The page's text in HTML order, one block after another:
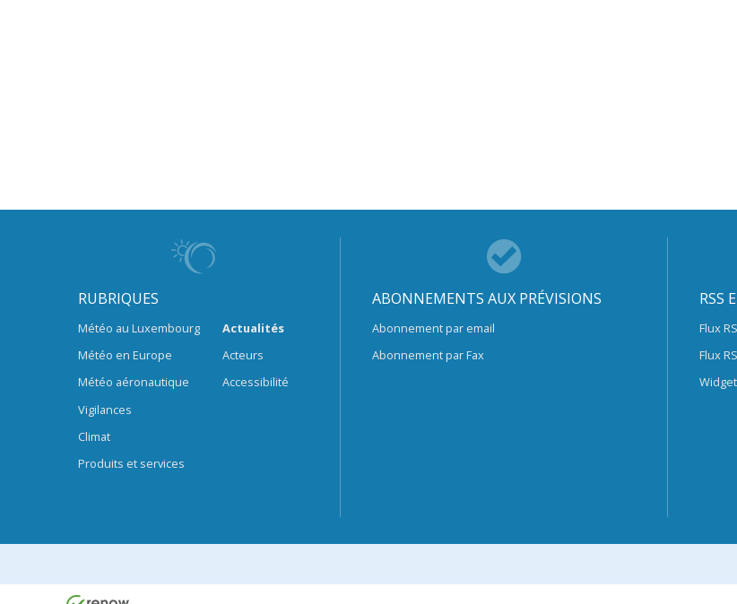
RUBRIQUES
Météo au Luxembourg
Météo en Europe
Météo aéronautique
Vigilances
Climat
Produits et services
Actualités
Acteurs
Accessibilité
ABONNEMENTS AUX PRÉVISIONS
Abonnement par email
Abonnement par Fax
RSS
Flux
Flux